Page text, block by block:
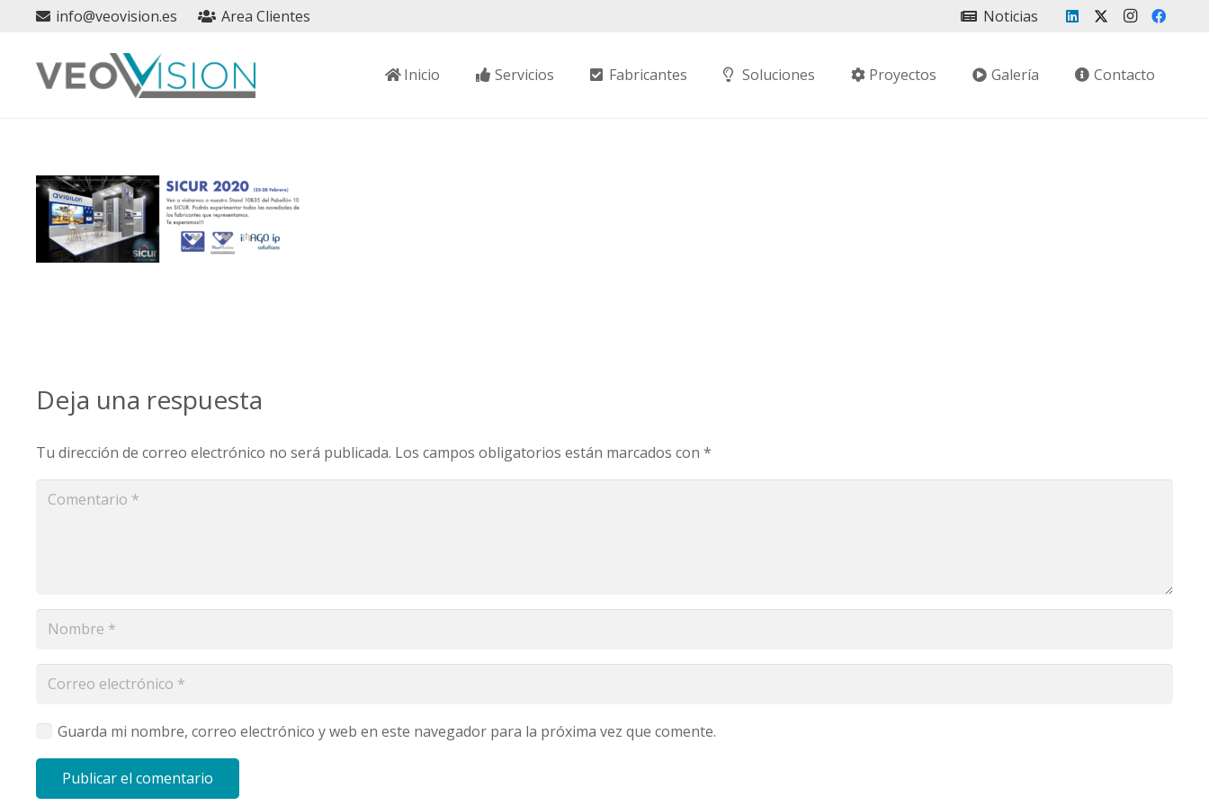
info@veovision.es Area Clientes Noticias
Inicio Servicios Fabricantes Soluciones Proyectos Galería Contacto
Deja una respuesta
Tu dirección de correo electrónico no será publicada. Los campos obligatorios están marcados con *
Guarda mi nombre, correo electrónico y web en este navegador para la próxima vez que comente.
Publicar el comentario